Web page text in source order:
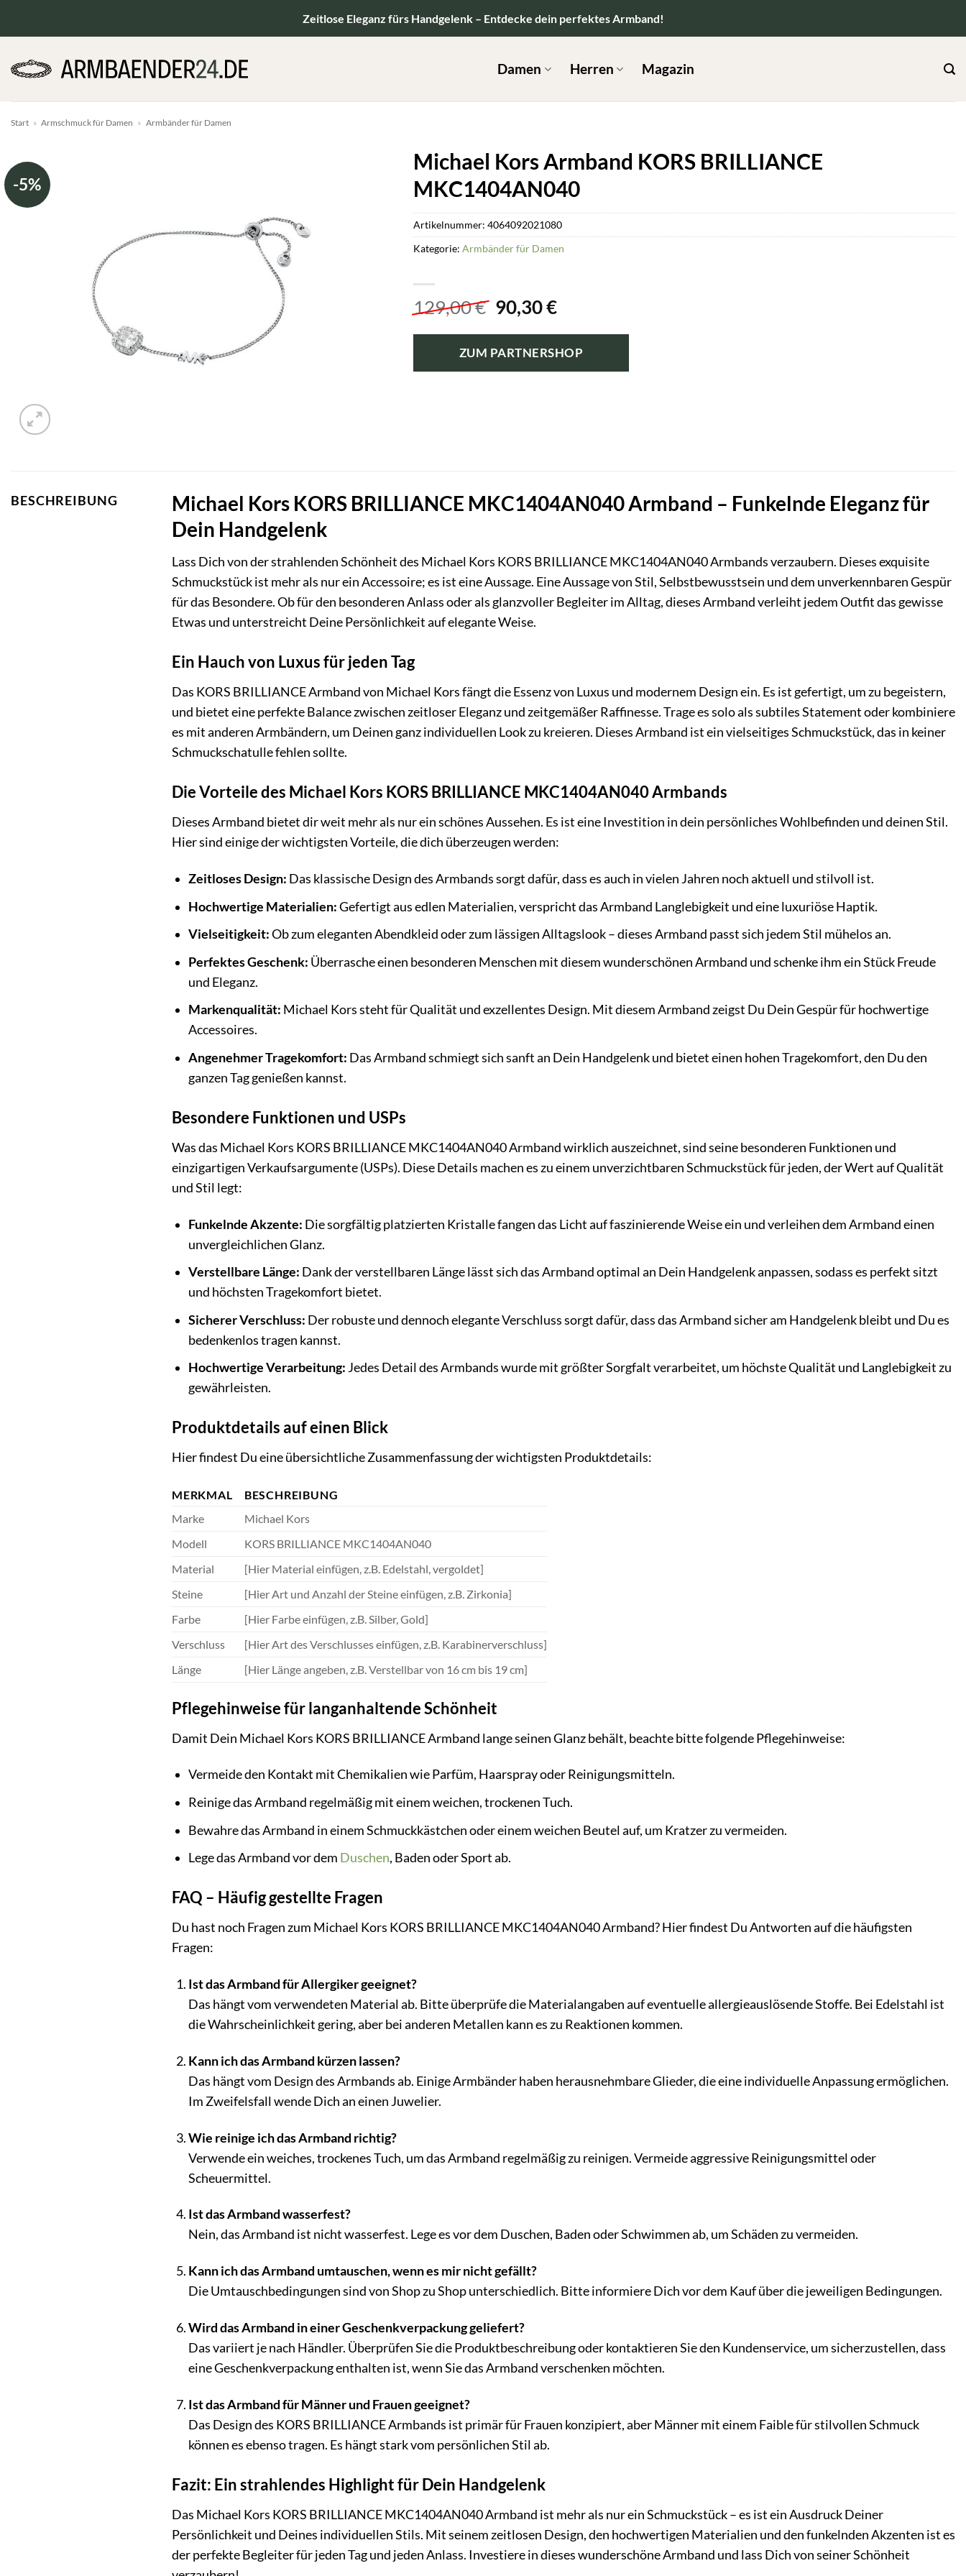
Zeitlose Eleganz fürs Handgelenk – Entdecke dein perfektes Armband!
Damen Herren Magazin
Start » Armschmuck für Damen » Armbänder für Damen
-5%
Michael Kors Armband KORS BRILLIANCE
MKC1404AN040
129,00€ Ursprünglicher
war:
129,00 €
90,30€Aktueller
ist:
90,30 €.
ZUM PARTNERSHOP
Artikelnummer: 4064092021080
Kategorie: Armbänder für Damen
BESCHREIBUNG
Michael Kors KORS BRILLIANCE MKC1404AN040 Armband – Funkelnde Eleganz für
Dein Handgelenk
Lass Dich von der strahlenden Schönheit des Michael Kors KORS BRILLIANCE MKC1404AN040 Armbands verzaubern. Dieses exquisite
Schmuckstück ist mehr als nur ein Accessoire; es ist eine Aussage. Eine Aussage von Stil, Selbstbewusstsein und dem unverkennbaren Gespür
für das Besondere. Ob für den besonderen Anlass oder als glanzvoller Begleiter im Alltag, dieses Armband verleiht jedem Outfit das gewisse
Etwas und unterstreicht Deine Persönlichkeit auf elegante Weise.
Ein Hauch von Luxus für jeden Tag
Das KORS BRILLIANCE Armband von Michael Kors fängt die Essenz von Luxus und modernem Design ein. Es ist gefertigt, um zu begeistern,
und bietet eine perfekte Balance zwischen zeitloser Eleganz und zeitgemäßer Raffinesse. Trage es solo als subtiles Statement oder kombiniere
es mit anderen Armbändern, um Deinen ganz individuellen Look zu kreieren. Dieses Armband ist ein vielseitiges Schmuckstück, das in keiner
Schmuckschatulle fehlen sollte.
Die Vorteile des Michael Kors KORS BRILLIANCE MKC1404AN040 Armbands
Dieses Armband bietet dir weit mehr als nur ein schönes Aussehen. Es ist eine Investition in dein persönliches Wohlbefinden und deinen Stil.
Hier sind einige der wichtigsten Vorteile, die dich überzeugen werden:
Zeitloses Design: Das klassische Design des Armbands sorgt dafür, dass es auch in vielen Jahren noch aktuell und stilvoll ist.
Hochwertige Materialien:Gefertigt aus edlen Materialien, verspricht das Armband Langlebigkeit und eine luxuriöse Haptik.
Vielseitigkeit:Ob zum eleganten Abendkleid oder zum lässigen Alltagslook – dieses Armband passt sich jedem Stil mühelos an.
Perfektes Geschenk: Überrasche einen besonderen Menschen mit diesem wunderschönen Armband und schenke ihm ein Stück Freude
und Eleganz.
Markenqualität: Michael Kors steht für Qualität und exzellentes Design. Mit diesem Armband zeigst Du Dein Gespür für hochwertige
Accessoires.
Angenehmer Tragekomfort: Das Armband schmiegt sich sanft an Dein Handgelenk und bietet einen hohen Tragekomfort, den Du den
ganzen Tag genießen kannst.
Besondere Funktionen und USPs
Was das Michael Kors KORS BRILLIANCE MKC1404AN040 Armband wirklich auszeichnet, sind seine besonderen Funktionen und
einzigartigen Verkaufsargumente (USPs). Diese Details machen es zu einem unverzichtbaren Schmuckstück für jeden, der Wert auf Qualität
und Stil legt:
Funkelnde Akzente: Die sorgfältig platzierten Kristalle fangen das Licht auf faszinierende Weise ein und verleihen dem Armband einen
unvergleichlichen Glanz.
Verstellbare Länge: Dank der verstellbaren Länge lässt sich das Armband optimal an Dein Handgelenk anpassen, sodass es perfekt sitzt
und höchsten Tragekomfort bietet.
Sicherer Verschluss: Der robuste und dennoch elegante Verschluss sorgt dafür, dass das Armband sicher am Handgelenk bleibt und Du es
bedenkenlos tragen kannst.
Hochwertige Verarbeitung:Jedes Detail des Armbands wurde mit größter Sorgfalt verarbeitet, um höchste Qualität und Langlebigkeit zu
gewährleisten.
Produktdetails auf einen Blick
Hier findest Du eine übersichtliche Zusammenfassung der wichtigsten Produktdetails:
MERKMAL
BESCHREIBUNG
Marke
Michael Kors
Modell
KORS BRILLIANCE MKC1404AN040
Material
[Hier Material einfügen, z.B. Edelstahl, vergoldet]
Steine
[Hier Art und Anzahl der Steine einfügen, z.B. Zirkonia]
Farbe
[Hier Farbe einfügen, z.B. Silber, Gold]
Verschluss
[Hier Art des Verschlusses einfügen, z.B. Karabinerverschluss]
Länge
[Hier Länge angeben, z.B. Verstellbar von 16 cm bis 19 cm]
Pflegehinweise für langanhaltende Schönheit
Damit Dein Michael Kors KORS BRILLIANCE Armband lange seinen Glanz behält, beachte bitte folgende Pflegehinweise:
Vermeide den Kontakt mit Chemikalien wie Parfüm, Haarspray oder Reinigungsmitteln.
Reinige das Armband regelmäßig mit einem weichen, trockenen Tuch.
Bewahre das Armband in einem Schmuckkästchen oder einem weichen Beutel auf, um Kratzer zu vermeiden.
Lege das Armband vor dem Duschen, Baden oder Sport ab.
FAQ – Häufig gestellte Fragen
Du hast noch Fragen zum Michael Kors KORS BRILLIANCE MKC1404AN040 Armband? Hier findest Du Antworten auf die häufigsten
Fragen:
Ist das Armband für Allergiker geeignet?
Das hängt vom verwendeten Material ab. Bitte überprüfe die Materialangaben auf eventuelle allergieauslösende Stoffe. Bei Edelstahl ist
die Wahrscheinlichkeit gering, aber bei anderen Metallen kann es zu Reaktionen kommen.
Kann ich das Armband kürzen lassen?
Das hängt vom Design des Armbands ab. Einige Armbänder haben herausnehmbare Glieder, die eine individuelle Anpassung ermöglichen.
Im Zweifelsfall wende Dich an einen Juwelier.
Wie reinige ich das Armband richtig?
Verwende ein weiches, trockenes Tuch, um das Armband regelmäßig zu reinigen. Vermeide aggressive Reinigungsmittel oder
Scheuermittel.
Ist das Armband wasserfest?
Nein, das Armband ist nicht wasserfest. Lege es vor dem Duschen, Baden oder Schwimmen ab, um Schäden zu vermeiden.
Kann ich das Armband umtauschen, wenn es mir nicht gefällt?
Die Umtauschbedingungen sind von Shop zu Shop unterschiedlich. Bitte informiere Dich vor dem Kauf über die jeweiligen Bedingungen.
Wird das Armband in einer Geschenkverpackung geliefert?
Das variiert je nach Händler. Überprüfen Sie die Produktbeschreibung oder kontaktieren Sie den Kundenservice, um sicherzustellen, dass
eine Geschenkverpackung enthalten ist, wenn Sie das Armband verschenken möchten.
Ist das Armband für Männer und Frauen geeignet?
Das Design des KORS BRILLIANCE Armbands ist primär für Frauen konzipiert, aber Männer mit einem Faible für stilvollen Schmuck
können es ebenso tragen. Es hängt stark vom persönlichen Stil ab.
Fazit: Ein strahlendes Highlight für Dein Handgelenk
Das Michael Kors KORS BRILLIANCE MKC1404AN040 Armband ist mehr als nur ein Schmuckstück – es ist ein Ausdruck Deiner
Persönlichkeit und Deines individuellen Stils. Mit seinem zeitlosen Design, den hochwertigen Materialien und den funkelnden Akzenten ist es
der perfekte Begleiter für jeden Tag und jeden Anlass. Investiere in dieses wunderschöne Armband und lass Dich von seiner Schönheit